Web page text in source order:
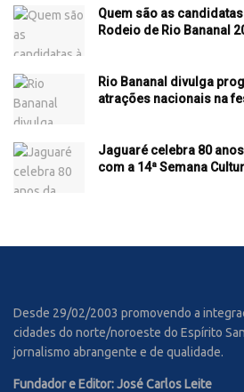
Quem são as
Rodeio de Rio Bananal
Rio Bananal divulga
atrações nacionais na
Jaguaré celebra 80
com a 14ª Semana
Desde 29/02/2003 promovendo a
cidades do norte/noroeste do Espírito
jornalismo abrangente e de qualidade.
Fundador e Editor: José Carlos Leite